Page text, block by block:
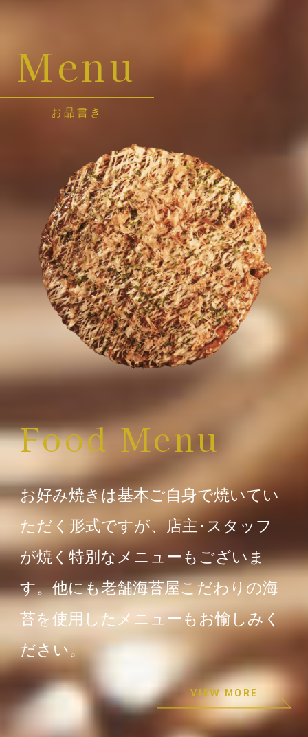
Menu
お品書き
Food Menu
お好み焼きは基本ご自身で焼いてい
ただく形式ですが、店主･スタッフ
が焼く特別なメニューもございま
す。他にも老舗海苔屋こだわりの海
苔を使用したメニューもお愉しみく
ださい。
VIEW MORE